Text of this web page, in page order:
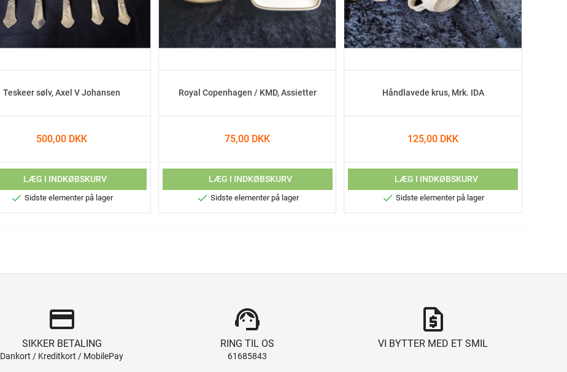
Teskeer sølv, Axel V Johansen
500,00 DKK
LÆG I INDKØBSKURV
 Sidste elementer på lager
Royal Copenhagen / KMD, Assietter
75,00 DKK
LÆG I INDKØBSKURV
 Sidste elementer på lager
Håndlavede krus, Mrk. IDA
125,00 DKK
LÆG I INDKØBSKURV
 Sidste elementer på lager
credit_card
SIKKER BETALING
Dankort / Kreditkort / MobilePay
support_agent
RING TIL OS
61685843
request_quote
VI BYTTER MED ET SMIL